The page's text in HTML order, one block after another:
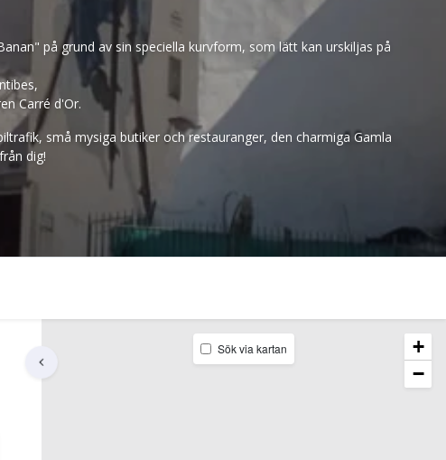
på grund av sin speciella kurvform, som lätt kan urskiljas på
Carré d'Or.
små mysiga butiker och restauranger, den charmiga Gamla
dig!
+
−
Sök via kartan